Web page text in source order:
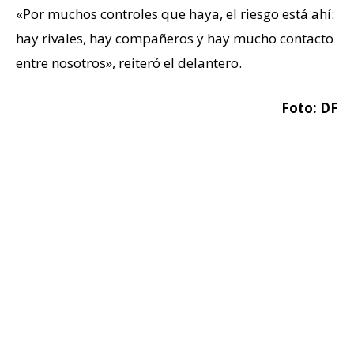
«Por muchos controles que haya, el riesgo está ahí:
hay rivales, hay compañeros y hay mucho contacto
entre nosotros», reiteró el delantero.
Foto: DF